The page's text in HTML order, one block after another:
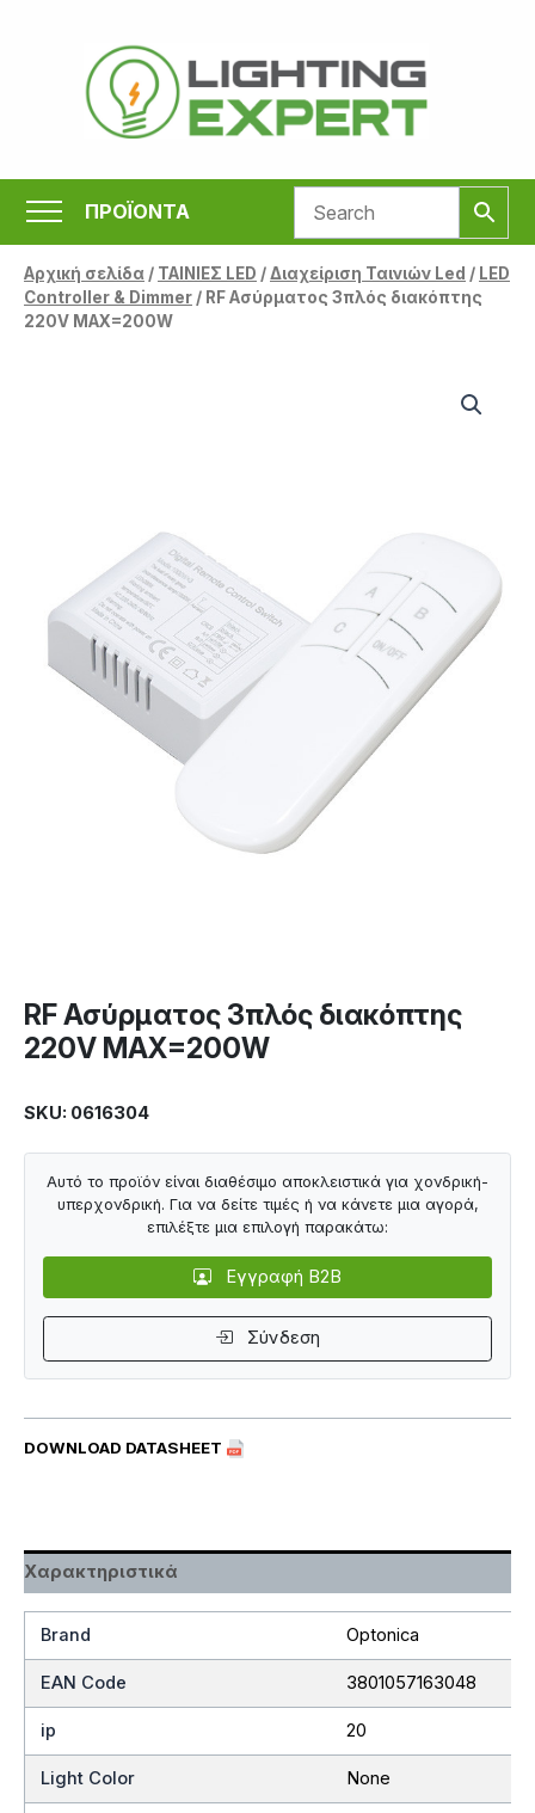
περιεχόμενο
ΠΡΟΪΟΝΤΑ
Αρχική σελίδα/ ΤΑΙΝΙΕΣ LED /Διαχείριση Ταινιών Led / LED
Controller & Dimmer/ RF Ασύρματος 3πλός διακόπτης
220V ΜΑΧ=200W
RF Ασύρματος 3πλός διακόπτης
220V ΜΑΧ=200W
SKU: 0616304
DOWNLOAD DATASHEET
Αυτό το προϊόν είναι διαθέσιμο αποκλειστικά για χονδρική-
υπερχονδρική. Για να δείτε τιμές ή να κάνετε μια αγορά,
επιλέξτε μια επιλογή παρακάτω:
Εγγραφή B2B
Σύνδεση
Χαρακτηριστικά
Brand Optonica
EAN Code 3801057163048
ip 20
Light Color None